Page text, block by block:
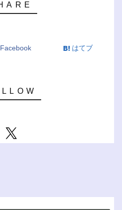
Facebook はてブ